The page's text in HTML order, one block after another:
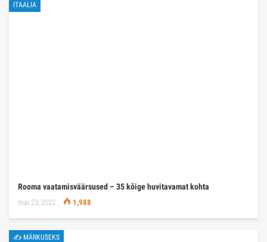
ITAALIA
Rooma vaatamisväärsused – 35 kõige huvitavamat kohta
mai 23, 2022 1,988
✍ MÄRKUSEKS